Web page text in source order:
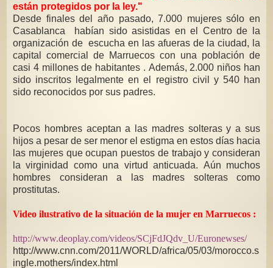
están protegidos por la ley."
Desde finales del año pasado, 7.000 mujeres sólo en
Casablanca habían sido asistidas en el Centro de la
organización de escucha en las afueras de la ciudad, la
capital comercial de Marruecos con una población de
casi 4 millones de habitantes . Además, 2.000 niños han
sido inscritos legalmente en el registro civil y 540 han
sido reconocidos por sus padres.
Pocos hombres aceptan a las madres solteras y a sus
hijos a pesar de ser menor el estigma en estos días hacia
las mujeres que ocupan puestos de trabajo y consideran
la virginidad como una virtud anticuada. Aún muchos
hombres consideran a las madres solteras como
prostitutas.
Video ilustrativo de la situación de la mujer en Marruecos :
http://www.deoplay.com/videos/SCjFdJQdv_U/Euronewses/
http://www.cnn.com/2011/WORLD/africa/05/03/morocco.s
ingle.mothers/index.html